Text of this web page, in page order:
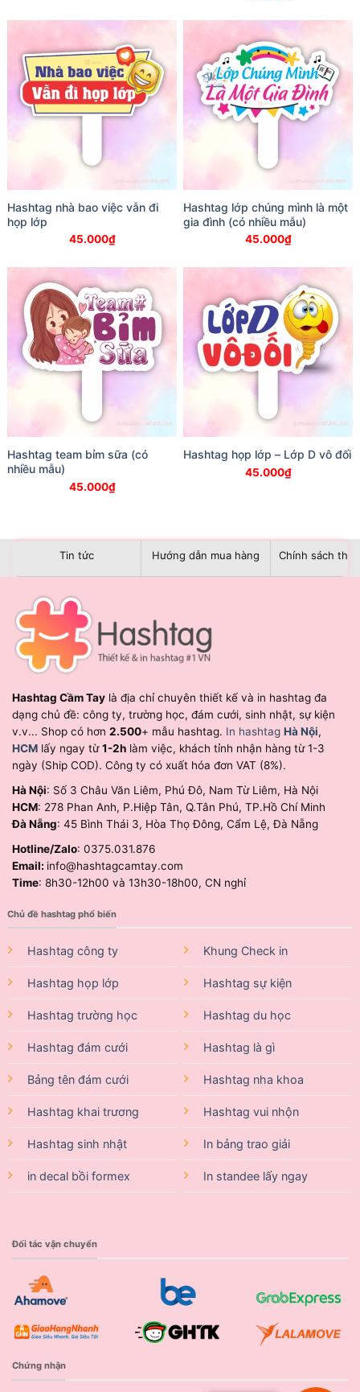
Hashtag nhà bao việc vẫn đi
họp lớp
45.000₫
Hashtag lớp chúng mình là một
gia đình (có nhiều mẫu)
45.000₫
Hashtag team bỉm sữa (có
nhiều mẫu)
45.000₫
Hashtag họp lớp – Lớp D vô đối
45.000₫
Tin tức Hướng dẫn mua hàng Chính sách
Hashtag Cầm Tay là địa chỉ chuyên thiết kế và in hashtag đa
dạng chủ đề: công ty, trường học, đám cưới, sinh nhật, sự kiện
v.v... Shop có hơn 2.500+ mẫu hashtag. In hashtag Hà Nội,
HCM lấy ngay từ1-2h làm việc, khách tỉnh nhận hàng từ 1-3
ngày (Ship COD). Công ty có xuất hóa đơn VAT (8%).
Hà Nội: Số 3 Châu Văn Liêm, Phú Đô, Nam Từ Liêm, Hà Nội
HCM: 278 Phan Anh, P.Hiệp Tân, Q.Tân Phú, TP.Hồ Chí Minh
Đà Nẵng: 45 Bình Thái 3, Hòa Thọ Đông, Cẩm Lệ, Đà Nẵng
Hotline/Zalo: 0375.031.876
Email: info@hashtagcamtay.com
Time: 8h30-12h00 và 13h30-18h00, CN nghỉ
Chủ đề hashtag phổ biến
Hashtag công ty
Hashtag họp lớp
Hashtag trường học
Hashtag đám cưới
Bảng tên đám cưới
Hashtag khai trương
Hashtag sinh nhật
in decal bồi formex
Khung Check in
Hashtag sự kiện
Hashtag du học
Hashtag là gì
Hashtag nha khoa
Hashtag vui nhộn
In bảng trao giải
In standee lấy ngay
Đối tác vận chuyển
Chứng nhận